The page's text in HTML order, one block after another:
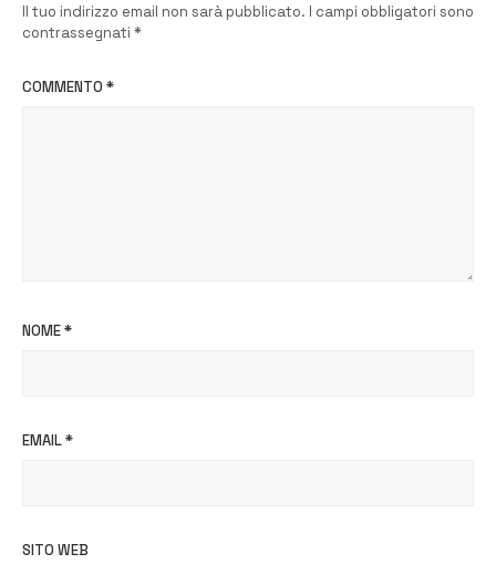
Il tuo indirizzo email non sarà pubblicato. I campi obbligatori sono
contrassegnati *
COMMENTO *
NOME*
EMAIL*
SITO WEB